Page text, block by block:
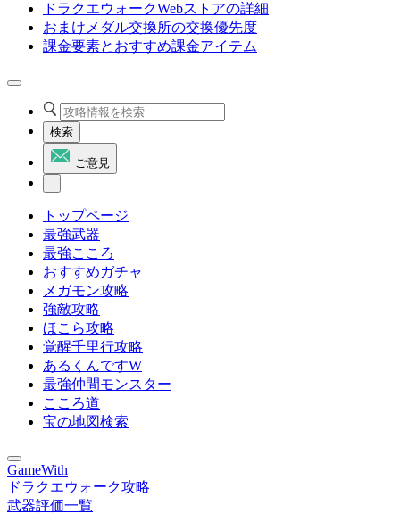
ドラクエウォークWebストアの詳細
おまけメダル交換所の交換優先度
課金要素とおすすめ課金アイテム
検索
ご意見
トップページ
最強武器
最強こころ
おすすめガチャ
メガモン攻略
強敵攻略
ほこら攻略
覚醒千里行攻略
あるくんですW
最強仲間モンスター
こころ道
宝の地図検索
GameWith
ドラクエウォーク攻略
武器評価一覧